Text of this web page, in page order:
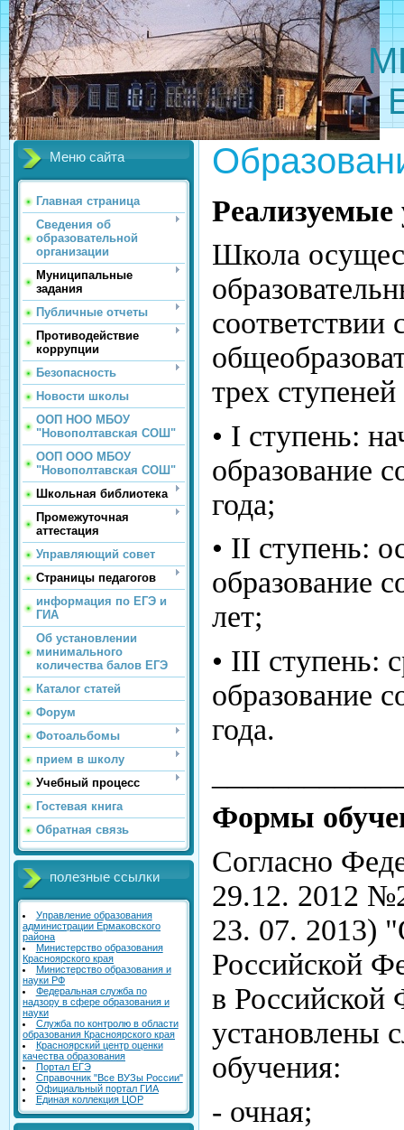
МБОУ
Меню сайта
Главная страница
Сведения об
образовательной
организации
Муниципальные
задания
Публичные отчеты
Противодействие
коррупции
Безопасность
Новости школы
ООП НОО МБОУ
"Новополтавская СОШ"
ООП ООО МБОУ
"Новополтавская СОШ"
Школьная библиотека
Промежуточная
аттестация
Управляющий совет
Страницы педагогов
информация по ЕГЭ и
ГИА
Об установлении
минимального
количества балов ЕГЭ
Каталог статей
Форум
Фотоальбомы
прием в школу
Учебный процесс
Гостевая книга
Обратная связь
полезные ссылки
Управление образования
администрации Ермаковского
района
Министерство образования
Красноярского края
Министерство образования и
науки РФ
Федеральная служба по
надзору в сфере образования и
науки
Служба по контролю в области
образования Красноярского края
Красноярский центр оценки
качества образования
Портал ЕГЭ
Справочник "Все ВУЗы России"
Официальный портал ГИА
Единая коллекция ЦОР
Реализуемые
Школа
соответствии
трех
• I ступень:
образование
года;
• II ступень:
образование
лет;
• III ступень:
образование
года.
Формы
Согласно
29.12. 2012
23. 07. 2013)
Российской
в Российской
установлены
обучения:
- очная;